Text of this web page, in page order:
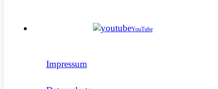
YouTube
Impressum